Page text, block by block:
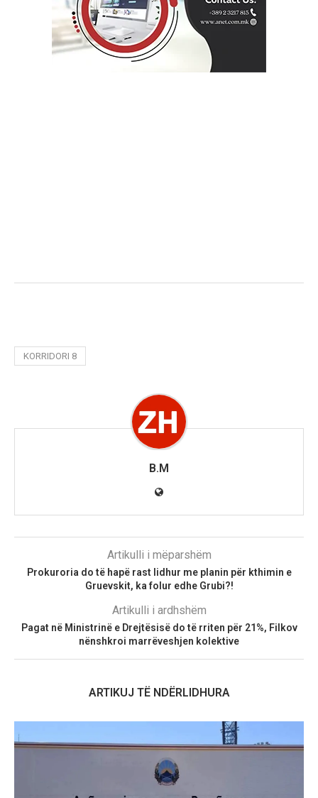
KORRIDORI 8
B.M
Artikulli i mëparshëm
Prokuroria do të hapë rast lidhur me planin për kthimin e
Gruevskit, ka folur edhe Grubi?!
Artikulli i ardhshëm
Pagat në Ministrinë e Drejtësisë do të rriten për 21%, Filkov
nënshkroi marrëveshjen kolektive
ARTIKUJ TË NDËRLIDHURA